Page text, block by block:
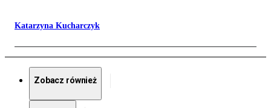
Katarzyna Kucharczyk
Zobacz również